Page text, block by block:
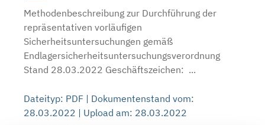
Methodenbeschreibung zur Durchführung der
repräsentativen vorläufigen
Sicherheitsuntersuchungen gemäß
Endlagersicherheitsuntersuchungsverordnung
Stand 28.03.2022 Geschäftszeichen: ...
Dateityp: PDF | Dokumentenstand vom:
28.03.2022 | Upload am: 28.03.2022